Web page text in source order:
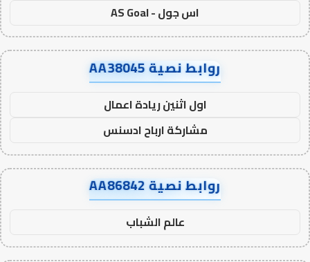
اس جول - AS Goal
روابط نصية AA38045
اول اثنين ريادة اعمال
مشاركة ارباح ادسنس
روابط نصية AA86842
عالم الشباب